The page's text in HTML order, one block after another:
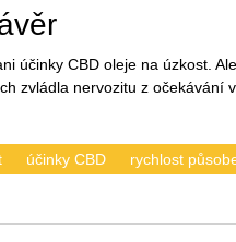
účinky CBD oleje na úzkost.
zvládla nervozitu z očekávání
účinky CBD rychlost